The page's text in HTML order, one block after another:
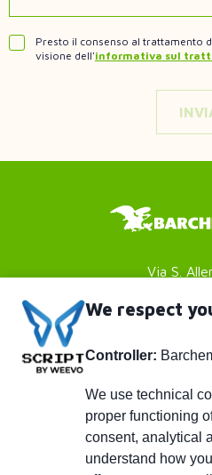
Presto il consenso al trattamento
visione dell'informativa sul
Via S.
41051
P. IVA
Footer
menu
Privacy
Cookies
We respect
Controller:
We use technical
proper functioning
consent, analytical
understand how